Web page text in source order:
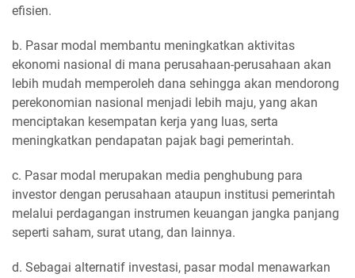
efisien.
b. Pasar modal membantu meningkatkan aktivitas
ekonomi nasional di mana perusahaan-perusahaan akan
lebih mudah memperoleh dana sehingga akan mendorong
perekonomian nasional menjadi lebih maju, yang akan
menciptakan kesempatan kerja yang luas, serta
meningkatkan pendapatan pajak bagi pemerintah.
c. Pasar modal merupakan media penghubung para
investor dengan perusahaan ataupun institusi pemerintah
melalui perdagangan instrumen keuangan jangka panjang
seperti saham, surat utang, dan lainnya.
d. Sebagai alternatif investasi, pasar modal menawarkan